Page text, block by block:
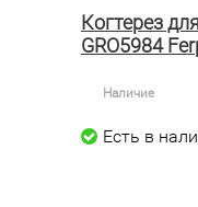
Когтерез
GRO5984
Наличие
Есть в